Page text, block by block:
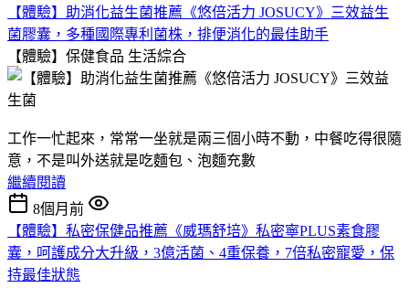
【體驗】助消化益生菌推薦《悠倍活力 JOSUCY》三效益生
菌膠囊，多種國際專利菌株，排便消化的最佳助手
【體驗】保健食品 生活綜合
工作一忙起來，常常一坐就是兩三個小時不動，中餐吃得很隨
意，不是叫外送就是吃麵包、泡麵充數
繼續閱讀
8個月前
【體驗】私密保健品推薦《威瑪舒培》私密寧PLUS素食膠
囊，呵護成分大升級，3億活菌、4重保養，7倍私密寵愛，保
持最佳狀態